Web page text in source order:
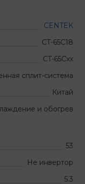
CENTEK
CT-65C18
CT-65Cxx
сплит-система
Китай
и обогрев
53
Не инвертор
5.3